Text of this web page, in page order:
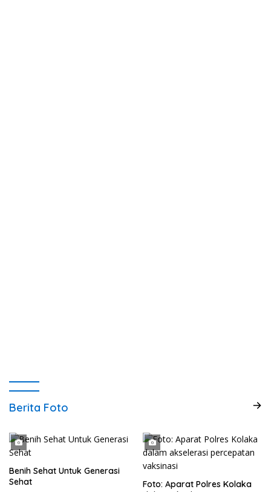
Berita Foto
Benih Sehat Untuk Generasi
Sehat
Foto: Aparat Polres Kolaka